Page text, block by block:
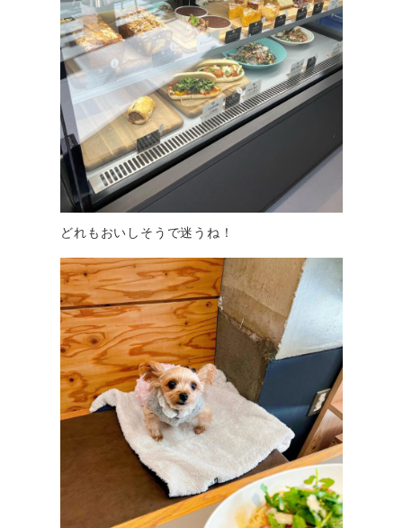
どれもおいしそうで迷うね！